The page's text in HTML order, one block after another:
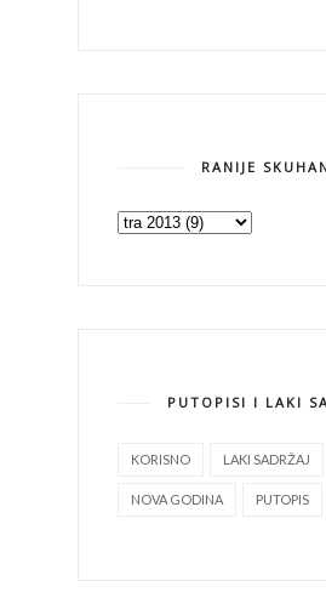
RANIJE
PUTOPISI I LAKI
KORISNO LAKI SADRŽAJ
NOVA GODINA PUTOPIS